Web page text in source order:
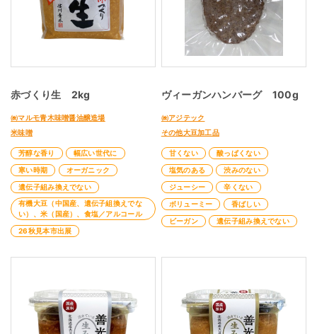
赤づくり生 2kg
㈱マルモ青木味噌醤油醸造場
米味噌
芳醇な香り
幅広い世代に
寒い時期
オーガニック
遺伝子組み換えでない
有機大豆（中国産、遺伝子組換えでな
い）、米（国産）、食塩／アルコール
26秋見本市出展
ヴィーガンハンバーグ 100g
㈱アジテック
その他大豆加工品
甘くない
酸っぱくない
塩気のある
渋みのない
ジューシー
辛くない
ボリューミー
香ばしい
ビーガン
遺伝子組み換えでない